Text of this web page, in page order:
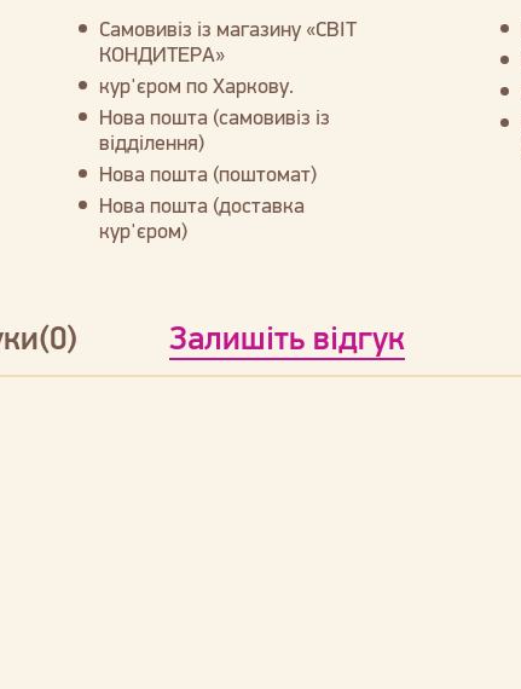
Самовивіз із магазину «СВІТ
КОНДИТЕРА»
кур'єром по Харкову.
Нова пошта (самовивіз із
відділення)
Нова пошта (поштомат)
Нова пошта (доставка
кур'єром)
Залишіть відгук